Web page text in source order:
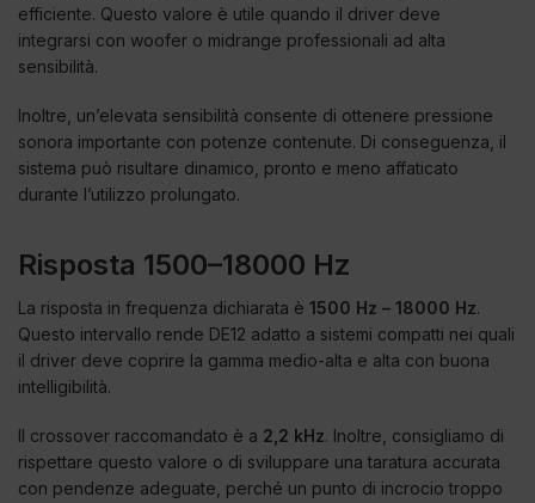
efficiente. Questo valore è utile quando il driver deve
integrarsi con woofer o midrange professionali ad alta
sensibilità.
Inoltre, un’elevata sensibilità consente di ottenere pressione
sonora importante con potenze contenute. Di conseguenza, il
sistema può risultare dinamico, pronto e meno affaticato
durante l’utilizzo prolungato.
Risposta 1500–18000 Hz
La risposta in frequenza dichiarata è 1500 Hz – 18000 Hz.
Questo intervallo rende DE12 adatto a sistemi compatti nei quali
il driver deve coprire la gamma medio-alta e alta con buona
intelligibilità.
Il crossover raccomandato è a 2,2 kHz. Inoltre, consigliamo di
rispettare questo valore o di sviluppare una taratura accurata
con pendenze adeguate, perché un punto di incrocio troppo